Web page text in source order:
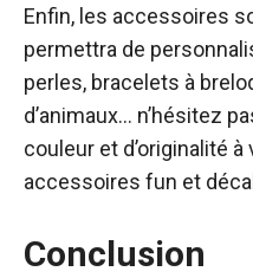
Enfin, les accessoires
permettra de
perles, bracelets à
d’animaux… n’hésitez
couleur et d’originalité
accessoires fun et
Conclusion